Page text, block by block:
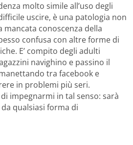
molto simile all’uso degli
uscire, è una patologia non
mancata conoscenza della
confusa con altre forme di
E’ compito degli adulti
navighino e passino il
tra facebook e
in problemi più seri.
impegnarmi in tal senso: sarà
qualsiasi forma di